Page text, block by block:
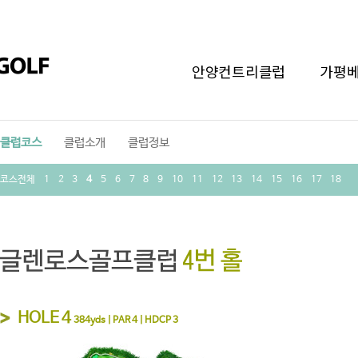
안양컨트리클럽 가평
클럽코스
코스전체 1 2 3 4 5 6 7 8 9 10 11 12 13 14 15 16 17 18
클럽소개 클럽정보
HOLE 4384yds | PAR 4 | HDCP 3